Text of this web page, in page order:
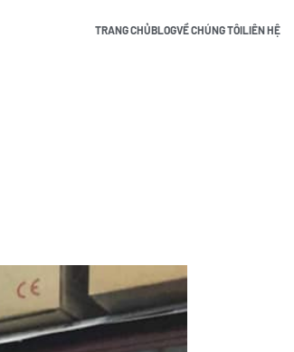
TRANG CHỦBLOGVỀ CHÚNG TÔILIÊN HỆ